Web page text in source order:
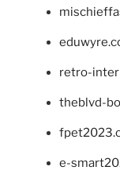
retro-
theblvd-
e-